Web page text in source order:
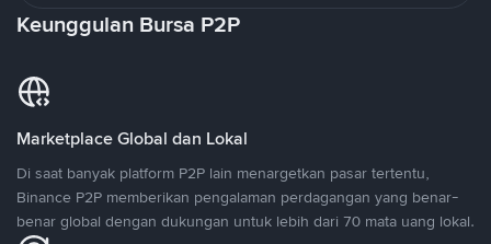
Keunggulan Bursa P2P
Marketplace Global dan Lokal
Di saat banyak platform P2P lain menargetkan pasar tertentu,
Binance P2P memberikan pengalaman perdagangan yang benar-
benar global dengan dukungan untuk lebih dari 70 mata uang lokal.